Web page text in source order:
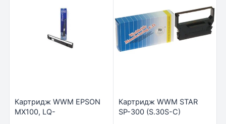
Картридж WWM EPSON
MX100, LQ-
Картридж WWM STAR
SP-300 (S.30S-C)